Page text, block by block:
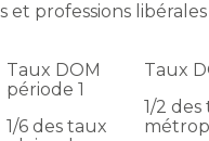
et professions
Taux DOM
période 1
1/6 des taux
Taux
1/2